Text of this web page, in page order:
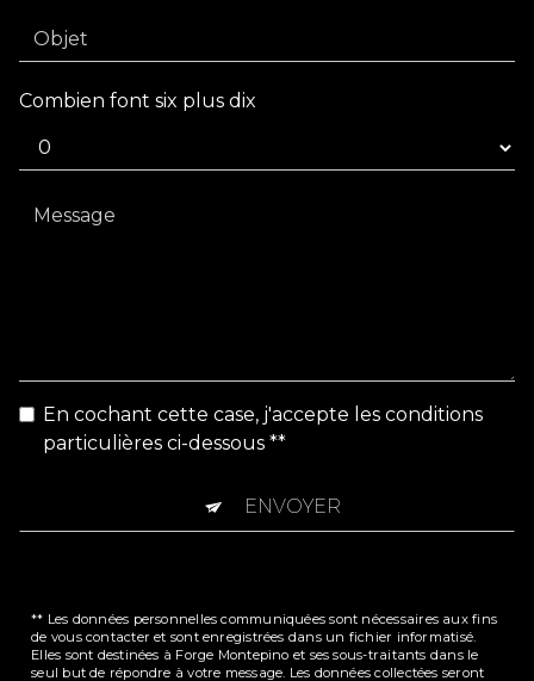
Combien font six plus dix
En cochant cette case, j'accepte les conditions
particulières ci-dessous **
ENVOYER
** Les données personnelles communiquées sont nécessaires aux fins
de vous contacter et sont enregistrées dans un fichier informatisé.
Elles sont destinées à Forge Montepino et ses sous-traitants dans le
seul but de répondre à votre message. Les données collectées seront